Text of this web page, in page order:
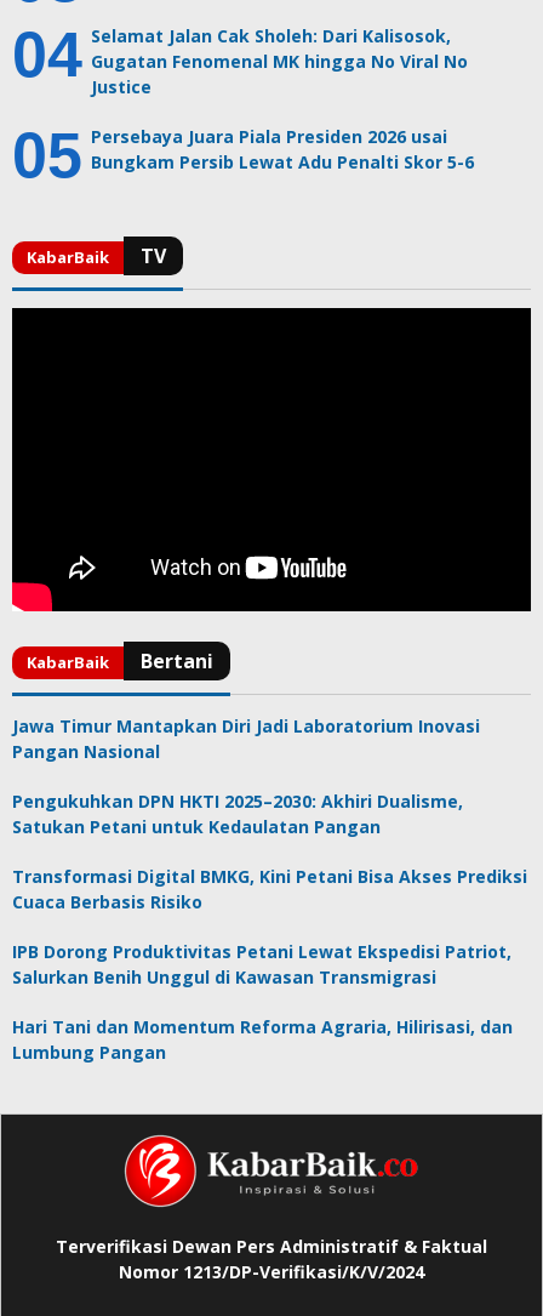
Selamat Jalan Cak Sholeh: Dari Kalisosok,
Gugatan Fenomenal MK hingga No Viral No
Justice
Persebaya Juara Piala Presiden 2026 usai
Bungkam Persib Lewat Adu Penalti Skor 5-6
Jawa Timur Mantapkan Diri Jadi Laboratorium Inovasi
Pangan Nasional
Pengukuhkan DPN HKTI 2025–2030: Akhiri Dualisme,
Satukan Petani untuk Kedaulatan Pangan
Transformasi Digital BMKG, Kini Petani Bisa Akses Prediksi
Cuaca Berbasis Risiko
IPB Dorong Produktivitas Petani Lewat Ekspedisi Patriot,
Salurkan Benih Unggul di Kawasan Transmigrasi
Hari Tani dan Momentum Reforma Agraria, Hilirisasi, dan
Lumbung Pangan
Terverifikasi Dewan Pers Administratif & Faktual
Nomor 1213/DP-Verifikasi/K/V/2024